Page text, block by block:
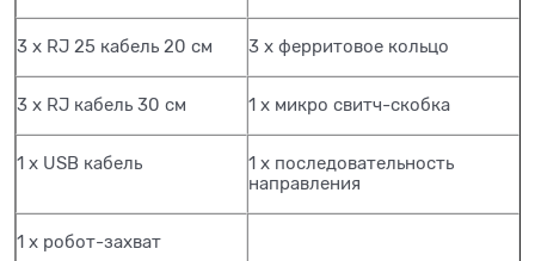
3 х RJ 25 кабель 20 см 3 х ферритовое кольцо
3 х RJ кабель 30 см 1 х микро свитч-скобка
1 х USB кабель
1 х последовательность
направления
1 х робот-захват